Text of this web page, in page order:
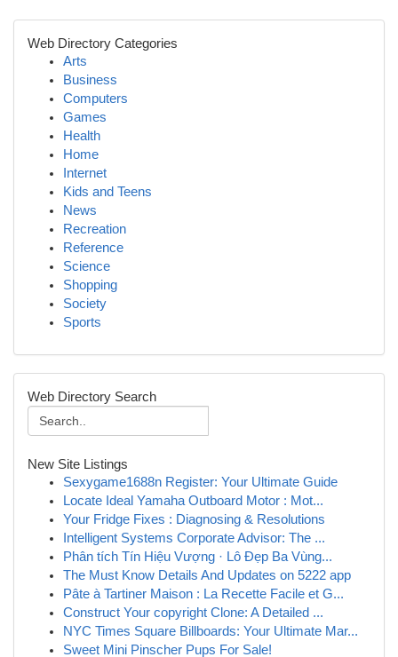
Web Directory Categories
Arts
Business
Computers
Games
Health
Home
Internet
Kids and Teens
News
Recreation
Reference
Science
Shopping
Society
Sports
Web Directory Search
New Site Listings
Sexygame1688n Register: Your Ultimate Guide
Locate Ideal Yamaha Outboard Motor : Mot...
Your Fridge Fixes : Diagnosing & Resolutions
Intelligent Systems Corporate Advisor: The ...
Phân tích Tín Hiệu Vượng · Lô Đẹp Ba Vùng...
The Must Know Details And Updates on 5222 app
Pâte à Tartiner Maison : La Recette Facile et G...
Construct Your copyright Clone: A Detailed ...
NYC Times Square Billboards: Your Ultimate Mar...
Sweet Mini Pinscher Pups For Sale!